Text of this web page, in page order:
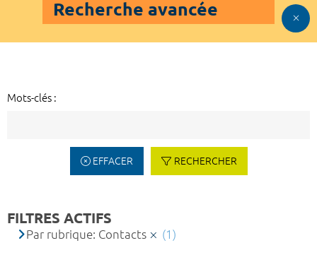
Recherche avancée
Mots-clés :
EFFACER RECHERCHER
FILTRES ACTIFS
Par rubrique: Contacts (1)